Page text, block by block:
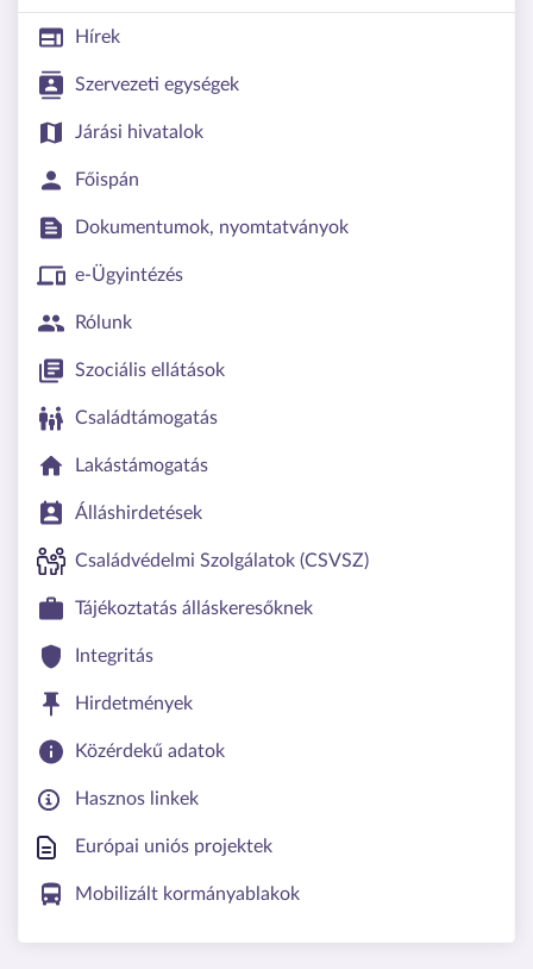
Hírek
Szervezeti egységek
Járási hivatalok
Főispán
Dokumentumok, nyomtatványok
e-Ügyintézés
Rólunk
Szociális ellátások
Családtámogatás
Lakástámogatás
Álláshirdetések
Családvédelmi Szolgálatok (CSVSZ)
Tájékoztatás álláskeresőknek
Integritás
Hirdetmények
Közérdekű adatok
Hasznos linkek
Európai uniós projektek
Mobilizált kormányablakok